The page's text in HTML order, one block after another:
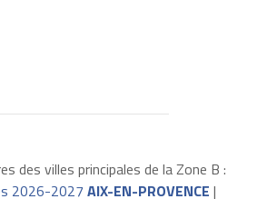
des villes principales de la Zone B :
2026-2027 AIX-EN-PROVENCE |